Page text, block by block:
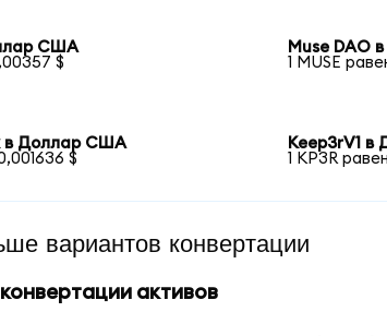
США
$
Muse DAO
1 MUSE
в Доллар США
$
Keep3rV1
1 KP3R
вариантов конвертации
активов